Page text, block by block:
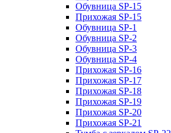
Обувница SP-15
Прихожая SP-15
Обувница SP-1
Обувница SP-2
Обувница SP-3
Обувница SP-4
Прихожая SP-16
Прихожая SP-17
Прихожая SP-18
Прихожая SP-19
Прихожая SP-20
Прихожая SP-21